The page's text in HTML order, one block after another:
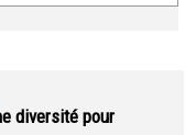
diversité pour